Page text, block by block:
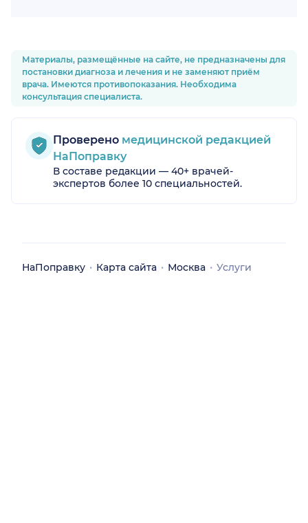
Материалы, размещённые на сайте, не предназначены для
постановки диагноза и лечения и не заменяют приём
врача. Имеются противопоказания. Необходима
консультация специалиста.
Проверено медицинской редакцией
НаПоправку
В составе редакции — 40+ врачей-
экспертов более 10 специальностей.
НаПоправку Карта сайта Москва Услуги